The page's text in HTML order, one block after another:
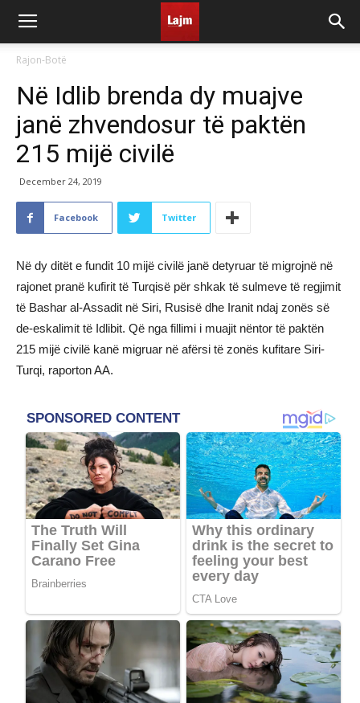
Rajon-Botë
Në Idlib brenda dy muajve
janë zhvendosur të paktën
215 mijë civilë
December 24, 2019
Facebook Twitter
Në dy ditët e fundit 10 mijë civilë janë detyruar të migrojnë në
rajonet pranë kufirit të Turqisë për shkak të sulmeve të regjimit
të Bashar al-Assadit në Siri, Rusisë dhe Iranit ndaj zonës së
de-eskalimit të Idlibit. Që nga fillimi i muajit nëntor të paktën
215 mijë civilë kanë migruar në afërsi të zonës kufitare Siri-
Turqi, raporton AA.